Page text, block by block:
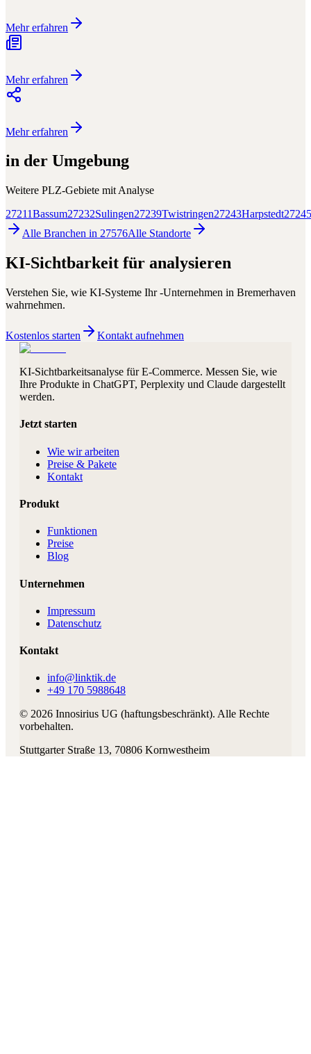
Mehr erfahren
Mehr erfahren
Mehr erfahren
in der Umgebung
Weitere PLZ-Gebiete mit Analyse
27211Bassum27232Sulingen27239Twistringen27243Harpstedt27245
Alle Branchen in 27576Alle Standorte
KI-Sichtbarkeit für analysieren
Verstehen Sie, wie KI-Systeme Ihr-Unternehmen in Bremerhaven
wahrnehmen.
Kostenlos starten Kontakt aufnehmen
KI-Sichtbarkeitsanalyse für E-Commerce. Messen Sie, wie
Ihre Produkte in ChatGPT, Perplexity und Claude dargestellt
werden.
Jetzt starten
Wie wir arbeiten
Preise & Pakete
Kontakt
Produkt
Funktionen
Preise
Blog
Unternehmen
Impressum
Datenschutz
Kontakt
info@linktik.de
+49 170 5988648
© 2026 Innosirius UG (haftungsbeschränkt). Alle Rechte
vorbehalten.
Stuttgarter Straße 13, 70806 Kornwestheim